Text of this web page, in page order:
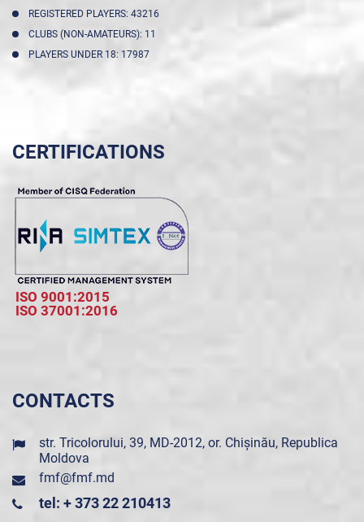
REGISTERED PLAYERS: 43216
CLUBS (NON-AMATEURS): 11
PLAYERS UNDER 18: 17987
CERTIFICATIONS
ISO 9001:2015
ISO 37001:2016
CONTACTS
str. Tricolorului, 39, MD-2012, or. Chișinău, Republica
Moldova
fmf@fmf.md
tel: + 373 22 210413